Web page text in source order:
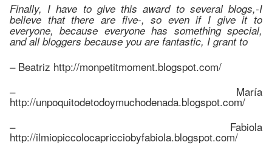
Finally, I have to give this award to several blogs,-I
believe that there are five-, so even if I give it to
everyone, because everyone has something special,
and all bloggers because you are fantastic, I grant to
– Beatriz http://monpetitmoment.blogspot.com/
– María
http://unpoquitodetodoymuchodenada.blogspot.com/
– Fabiola
http://ilmiopiccolocapricciobyfabiola.blogspot.com/